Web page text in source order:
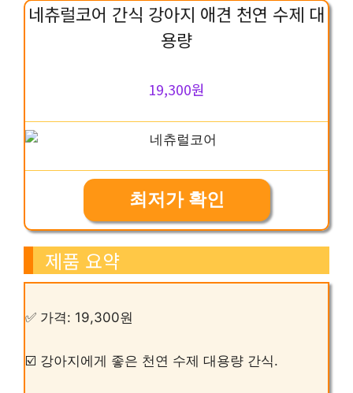
네츄럴코어 간식 강아지 애견 천연 수제 대
용량
19,300원
최저가 확인
제품 요약
✅ 가격: 19,300원
☑️ 강아지에게 좋은 천연 수제 대용량 간식.